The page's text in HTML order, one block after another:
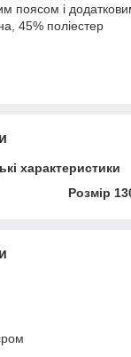
поясом і
45% поліестер
характеристики
Розмір